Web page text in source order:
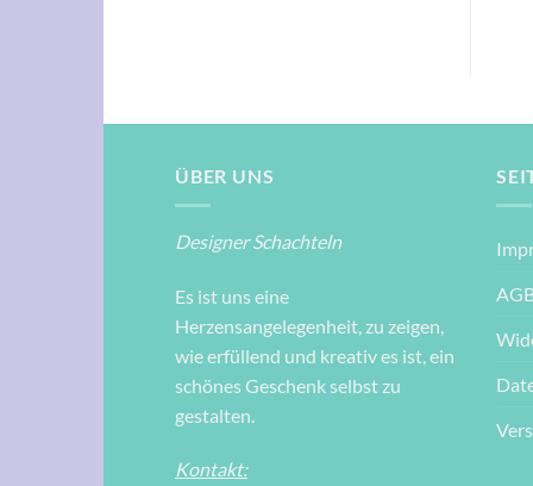
ÜBER UNS
Designer Schachteln
Es ist uns eine
Herzensangelegenheit, zu zeigen,
wie erfüllend und kreativ es ist, ein
schönes Geschenk selbst zu
gestalten.
Kontakt: